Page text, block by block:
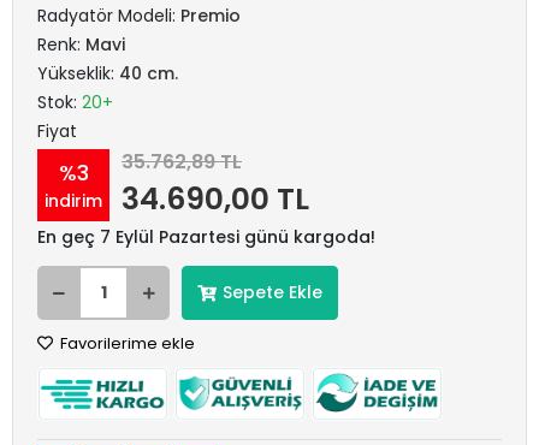
Radyatör Modeli: Premio
Renk: Mavi
Yükseklik: 40 cm.
Stok: 20+
Fiyat
%3
indirim
35.762,89 TL
34.690,00 TL
En geç 7 Eylül Pazartesi günü kargoda!
Sepete Ekle
Favorilerime ekle